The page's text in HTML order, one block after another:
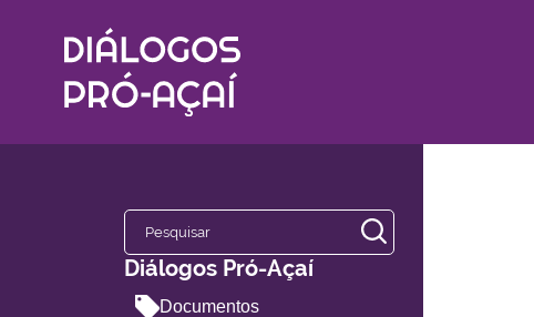
Diálogos Pró-Açaí
Documentos